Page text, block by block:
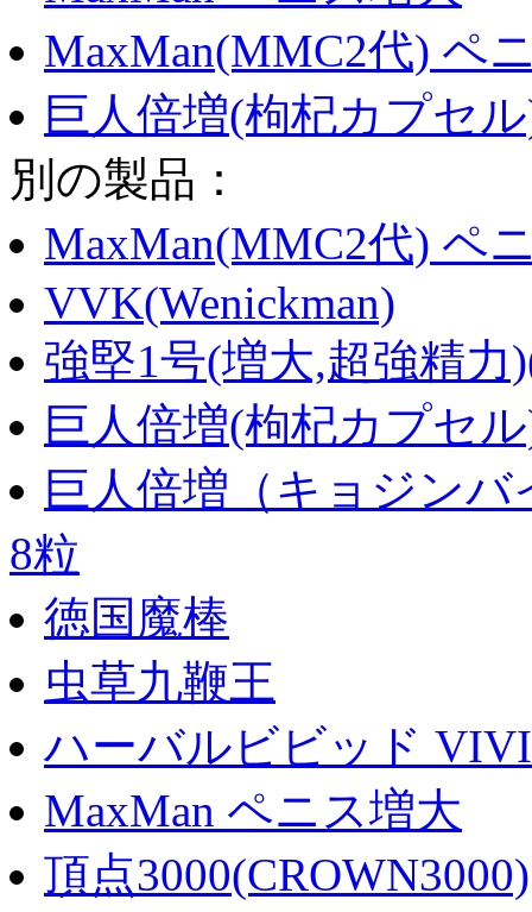
MaxMan(MMC2代) ペ
巨人倍増(枸杞カプセ
別の製品：
MaxMan(MMC2代) ペ
VVK(Wenickman)
強堅1号(増大,超強精力
巨人倍増(枸杞カプセ
巨人倍増（キョジン
8粒
徳国魔棒
虫草九鞭王
ハーバルビビッド
MaxMan ペニス増大
頂点3000(CROWN3000)